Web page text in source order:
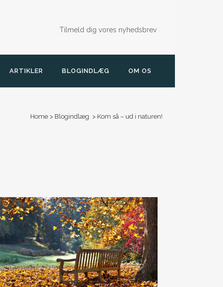
Tilmeld dig vores nyhedsbrev
ARTIKLER BLOGINDLÆG OM OS
Home > Blogindlæg > Kom så – ud i naturen!